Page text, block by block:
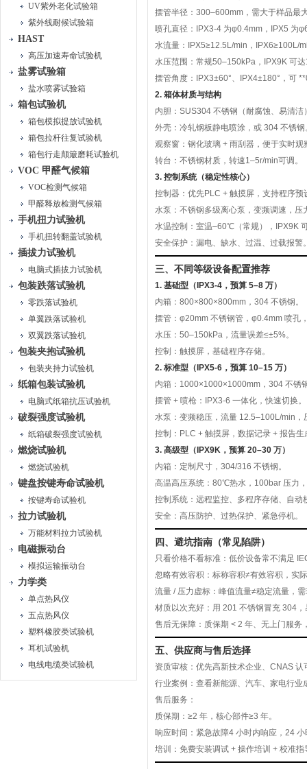
UV紫外老化试验箱
紫外线耐候试验箱
HAST
高压加速寿命试验机
盐雾试验箱
盐水喷雾试验箱
箱包试验机
箱包模拟提放试验机
箱包拉杆往复试验机
箱包行走颠簸磨耗试验机
VOC 甲醛气候箱
VOC检测气候箱
甲醛释放检测气候箱
手机扭力试验机
手机扭转翻盖试验机
插拔力试验机
电脑式插拔力试验机
包装跌落试验机
零跌落试验机
单翼跌落试验机
双翼跌落试验机
包装夹抱试验机
包装夹持力试验机
纸箱包装试验机
电脑式纸箱抗压试验机
破裂强度试验机
纸箱破裂强度试验机
燃烧试验机
燃烧试验机
键盘按键寿命试验机
按键寿命试验机
拉力试验机
万能材料拉力试验机
电磁振动台
模拟运输振动台
力学类
单点热风仪
五点热风仪
塑料橡胶类试验机
耳机试验机
电线电缆类试验机
摆管半径 ：300–600mm，需大于样品最
喷孔直径 ：IPX3-4 为φ0.4mm ，IPX5 为
水流量 ：IPX5≥12.5L/min ，IPX6≥100L/
水压范围 ：常规50–150kPa ，IPX9K 可达
摆管角度 ：IPX3±60°、IPX4±180°，可
2. 箱体材质与结构
内胆 ： SUS304 不锈钢 （耐腐蚀、易清洁
外壳 ：冷轧钢板静电喷涂，或 304 不锈钢
观察窗 ：钢化玻璃 + 雨刮器，便于实时观
转台 ：不锈钢材质，转速1–5r/min可调。
3. 控制系统（稳定性核心）
控制器 ：优先PLC + 触摸屏 ，支持程序
水泵 ：不锈钢多级离心泵，变频调速，压
水温控制 ：室温–60℃（常规），IPX9K
安全保护 ：漏电、缺水、过温、过载报警
三、不同等级设备配置推荐
1. 基础型（IPX3-4，预算 5–8 万）
内箱：800×800×800mm，304 不锈钢。
摆管：φ20mm 不锈钢管，φ0.4mm 喷孔
水压：50–150kPa，流量误差≤±5%。
控制：触摸屏，基础程序存储。
2. 标准型（IPX5-6，预算 10–15 万）
内箱：1000×1000×1000mm，304 不锈
摆管 + 喷枪：IPX3-6 一体化，快速切换。
水泵：变频稳压，流量 12.5–100L/min，
控制：PLC + 触摸屏，数据记录 + 报告生
3. 高级型（IPX9K，预算 20–30 万）
内箱：定制尺寸，304/316 不锈钢。
高温高压系统：80℃热水，100bar 压力
控制系统：远程监控、多程序存储、自动
安全：高压防护、过热保护、紧急停机。
四、避坑指南（常见陷阱）
只看价格不看标准 ：低价设备常不满足
忽略有效容积 ：标称容积≠有效容积，实
流量 / 压力虚标 ：峰值流量≠稳定流量，
材质以次充好 ：用 201 不锈钢冒充 304
售后无保障 ：质保期 < 2 年、无上门服务
五、供应商与售后选择
资质审核 ：优先高新技术企业、 CNAS 认
行业案例 ：查看新能源、汽车、家电行业
售后服务 ：
质保期：≥2 年 ，核心部件≥3 年。
响应时间：紧急故障4 小时内响应， 24 小
培训：免费安装调试 + 操作培训 + 校准指